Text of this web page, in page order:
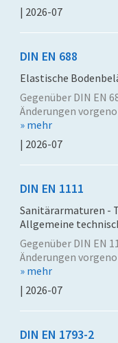
| 2026-07
DIN EN 688
Elastische
Gegenüber DIN EN
Änderungen
» mehr
| 2026-07
DIN EN 1111
Sanitärarmaturen -
Allgemeine
Gegenüber DIN EN
Änderungen
» mehr
| 2026-07
DIN EN 1793-2